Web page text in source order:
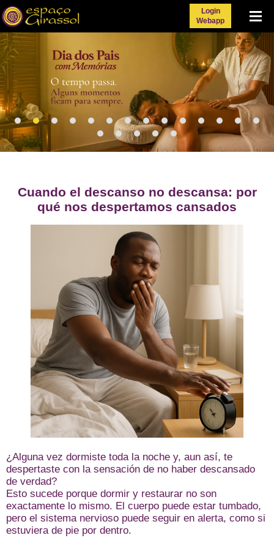
Login
Webapp
Menu
Cuando el descanso no descansa: por
qué nos despertamos cansados
¿Alguna vez dormiste toda la noche y, aun así, te
despertaste con la sensación de no haber descansado
de verdad?
Esto sucede porque dormir y restaurar no son
exactamente lo mismo. El cuerpo puede estar tumbado,
pero el sistema nervioso puede seguir en alerta, como si
estuviera de pie por dentro.